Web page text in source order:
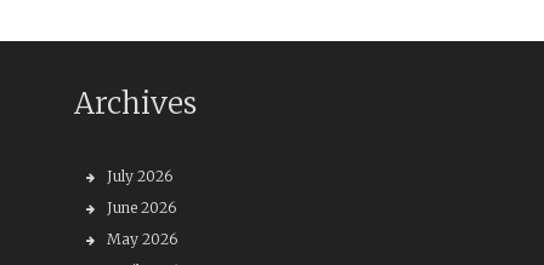
Archives
July 2026
June 2026
May 2026